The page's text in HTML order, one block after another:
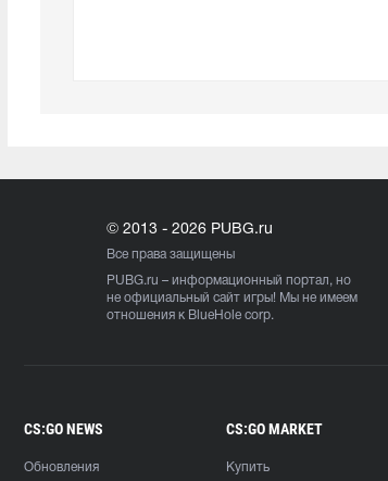
© 2013 - 2026 PUBG.ru
Все права защищены
PUBG.ru – информационный портал, но
не официальный сайт игры! Мы не имеем
отношения к BlueHole corp.
CS:GO NEWS
Обновления
CS:GO MARKET
Купить